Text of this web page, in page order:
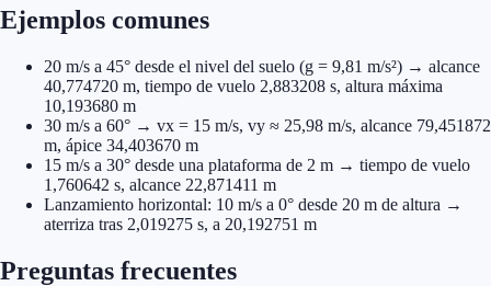
Ejemplos comunes
20 m/s a 45° desde el nivel del suelo (g = 9,81 m/s²) → alcance
40,774720 m, tiempo de vuelo 2,883208 s, altura máxima
10,193680 m
30 m/s a 60° → vx = 15 m/s, vy ≈ 25,98 m/s, alcance 79,451872
m, ápice 34,403670 m
15 m/s a 30° desde una plataforma de 2 m → tiempo de vuelo
1,760642 s, alcance 22,871411 m
Lanzamiento horizontal: 10 m/s a 0° desde 20 m de altura →
aterriza tras 2,019275 s, a 20,192751 m
Preguntas frecuentes